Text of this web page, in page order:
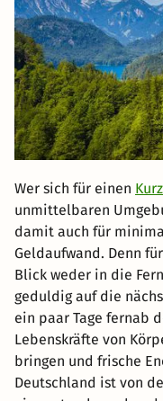
Wer sich für einen
unmittelbaren
damit auch für
Geldaufwand. Denn
Blick weder in die
geduldig auf die
ein paar Tage fernab
Lebenskräfte von
bringen und frische
Deutschland ist von